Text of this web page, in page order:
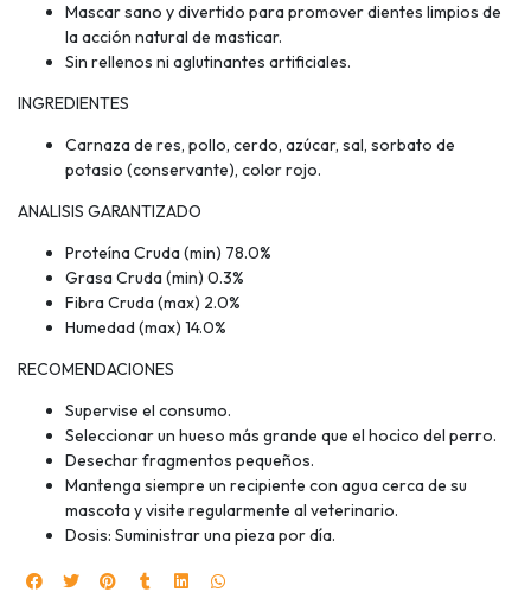
Mascar sano y divertido para promover dientes limpios de
la acción natural de masticar.
Sin rellenos ni aglutinantes artificiales.
INGREDIENTES
Carnaza de res, pollo, cerdo, azúcar, sal, sorbato de
potasio (conservante), color rojo.
ANALISIS GARANTIZADO
Proteína Cruda (min) 78.0%
Grasa Cruda (min) 0.3%
Fibra Cruda (max) 2.0%
Humedad (max) 14.0%
RECOMENDACIONES
Supervise el consumo.
Seleccionar un hueso más grande que el hocico del perro.
Desechar fragmentos pequeños.
Mantenga siempre un recipiente con agua cerca de su
mascota y visite regularmente al veterinario.
Dosis: Suministrar una pieza por día.